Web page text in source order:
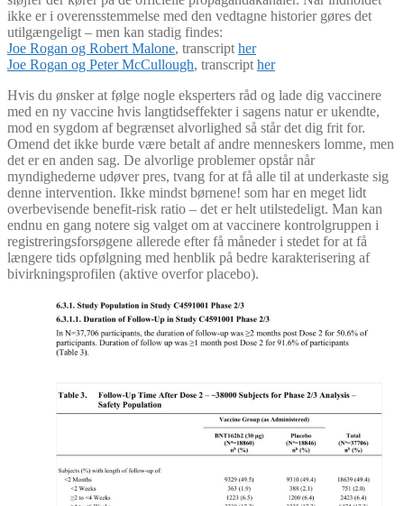
ikke er i overensstemmelse med den vedtagne historier gøres det
utilgængeligt – men kan stadig findes:
Joe Rogan og Robert Malone, transcript her
Joe Rogan og Peter McCullough, transcript her
Hvis du ønsker at følge nogle eksperters råd og lade dig vaccinere
med en ny vaccine hvis langtidseffekter i sagens natur er ukendte,
mod en sygdom af begrænset alvorlighed så står det dig frit for.
Omend det ikke burde være betalt af andre menneskers lomme, men
det er en anden sag. De alvorlige problemer opstår når
myndighederne udøver pres, tvang for at få alle til at underkaste sig
denne intervention. Ikke mindst børnene! som har en meget lidt
overbevisende benefit-risk ratio – det er helt utilstedeligt. Man kan
endnu en gang notere sig valget om at vaccinere kontrolgruppen i
registreringsforsøgene allerede efter få måneder i stedet for at få
længere tids opfølgning med henblik på bedre karakterisering af
bivirkningsprofilen (aktive overfor placebo).